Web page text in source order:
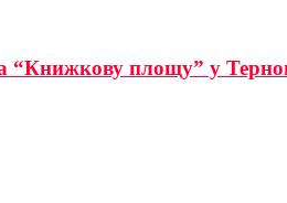
площу” у